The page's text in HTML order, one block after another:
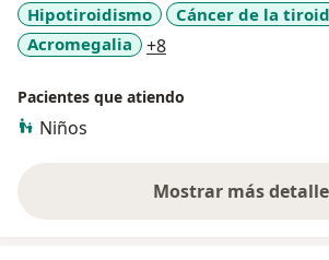
Hipotiroidismo
Cáncer de la
Acromegalia
+8
Pacientes que atiendo
Niños
Mostrar mássobre la